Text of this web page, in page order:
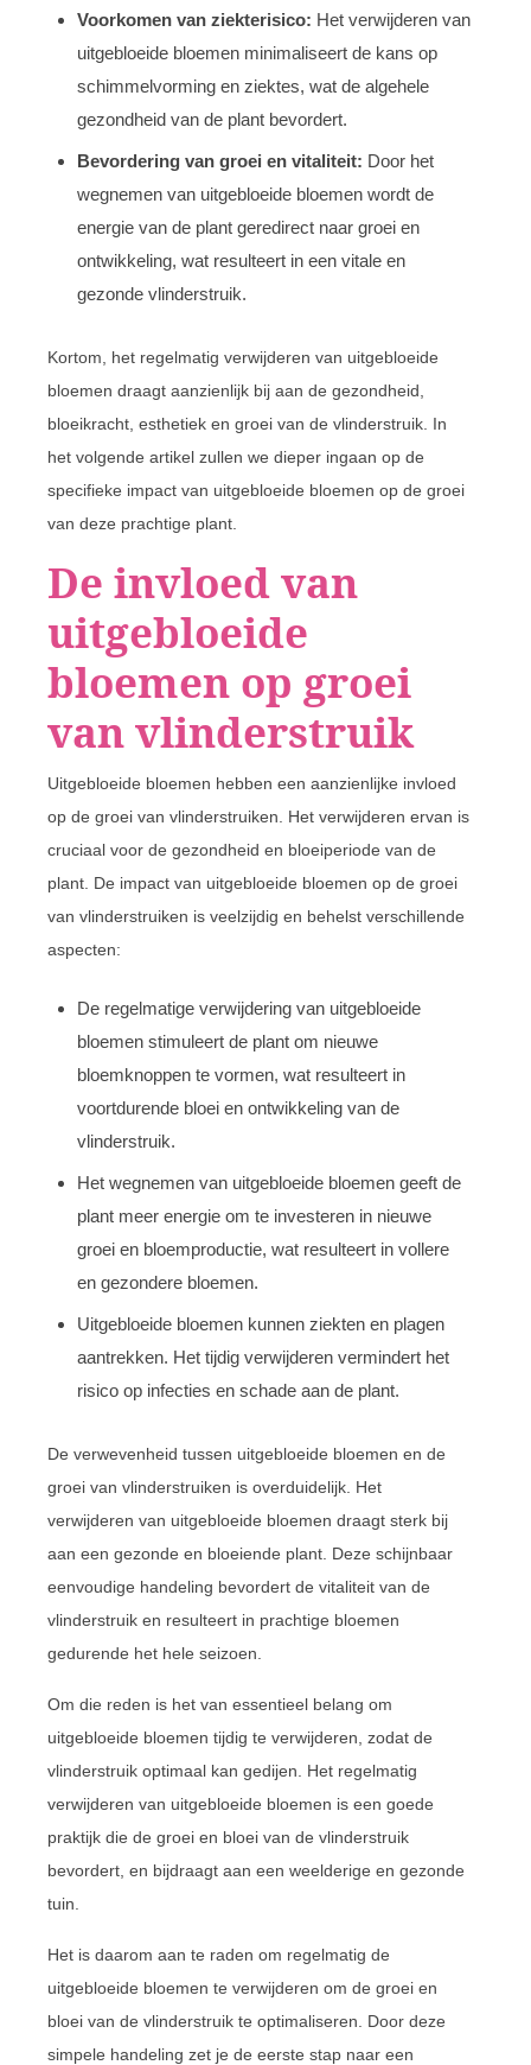
Voorkomen van ziekterisico: Het verwijderen van
uitgebloeide bloemen minimaliseert de kans op
schimmelvorming en ziektes, wat de algehele
gezondheid van de plant bevordert.
Bevordering van groei en vitaliteit: Door het
wegnemen van uitgebloeide bloemen wordt de
energie van de plant geredirect naar groei en
ontwikkeling, wat resulteert in een vitale en
gezonde vlinderstruik.
Kortom, het regelmatig verwijderen van uitgebloeide
bloemen draagt aanzienlijk bij aan de gezondheid,
bloeikracht, esthetiek en groei van de vlinderstruik. In
het volgende artikel zullen we dieper ingaan op de
specifieke impact van uitgebloeide bloemen op de groei
van deze prachtige plant.
De invloed van
uitgebloeide
bloemen op groei
van vlinderstruik
Uitgebloeide bloemen hebben een aanzienlijke invloed
op de groei van vlinderstruiken. Het verwijderen ervan is
cruciaal voor de gezondheid en bloeiperiode van de
plant. De impact van uitgebloeide bloemen op de groei
van vlinderstruiken is veelzijdig en behelst verschillende
aspecten:
De regelmatige verwijdering van uitgebloeide
bloemen stimuleert de plant om nieuwe
bloemknoppen te vormen, wat resulteert in
voortdurende bloei en ontwikkeling van de
vlinderstruik.
Het wegnemen van uitgebloeide bloemen geeft de
plant meer energie om te investeren in nieuwe
groei en bloemproductie, wat resulteert in vollere
en gezondere bloemen.
Uitgebloeide bloemen kunnen ziekten en plagen
aantrekken. Het tijdig verwijderen vermindert het
risico op infecties en schade aan de plant.
De verwevenheid tussen uitgebloeide bloemen en de
groei van vlinderstruiken is overduidelijk. Het
verwijderen van uitgebloeide bloemen draagt sterk bij
aan een gezonde en bloeiende plant. Deze schijnbaar
eenvoudige handeling bevordert de vitaliteit van de
vlinderstruik en resulteert in prachtige bloemen
gedurende het hele seizoen.
Om die reden is het van essentieel belang om
uitgebloeide bloemen tijdig te verwijderen, zodat de
vlinderstruik optimaal kan gedijen. Het regelmatig
verwijderen van uitgebloeide bloemen is een goede
praktijk die de groei en bloei van de vlinderstruik
bevordert, en bijdraagt aan een weelderige en gezonde
tuin.
Het is daarom aan te raden om regelmatig de
uitgebloeide bloemen te verwijderen om de groei en
bloei van de vlinderstruik te optimaliseren. Door deze
simpele handeling zet je de eerste stap naar een